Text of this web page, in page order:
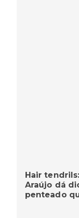
Hair
Araújo dá
penteado